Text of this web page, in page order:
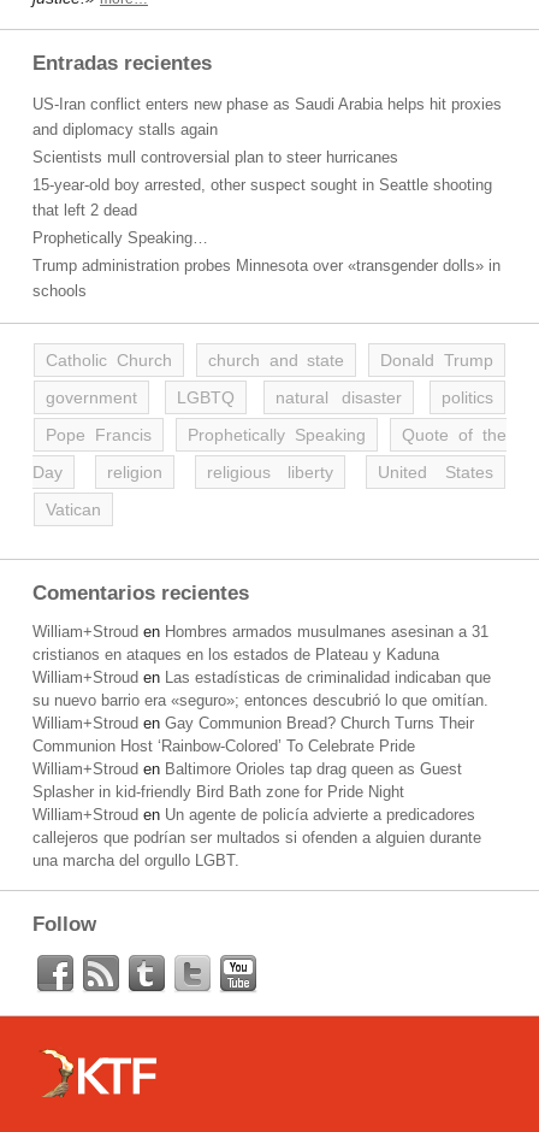
Entradas recientes
US-Iran conflict enters new phase as Saudi Arabia helps hit proxies
and diplomacy stalls again
Scientists mull controversial plan to steer hurricanes
15-year-old boy arrested, other suspect sought in Seattle shooting
that left 2 dead
Prophetically Speaking…
Trump administration probes Minnesota over «transgender dolls» in
schools
Catholic Church church and state
Donald Trump
government
LGBTQ natural disaster
politics
Pope Francis
Prophetically Speaking
Quote of the
Day
religion religious liberty
United States
Vatican
Comentarios recientes
William+Stroud en Hombres armados musulmanes asesinan a 31
cristianos en ataques en los estados de Plateau y Kaduna
William+Stroud en Las estadísticas de criminalidad indicaban que
su nuevo barrio era «seguro»; entonces descubrió lo que omitían.
William+Stroud en Gay Communion Bread? Church Turns Their
Communion Host ‘Rainbow-Colored’ To Celebrate Pride
William+Stroud en Baltimore Orioles tap drag queen as Guest
Splasher in kid-friendly Bird Bath zone for Pride Night
William+Stroud en Un agente de policía advierte a predicadores
callejeros que podrían ser multados si ofenden a alguien durante
una marcha del orgullo LGBT.
Follow